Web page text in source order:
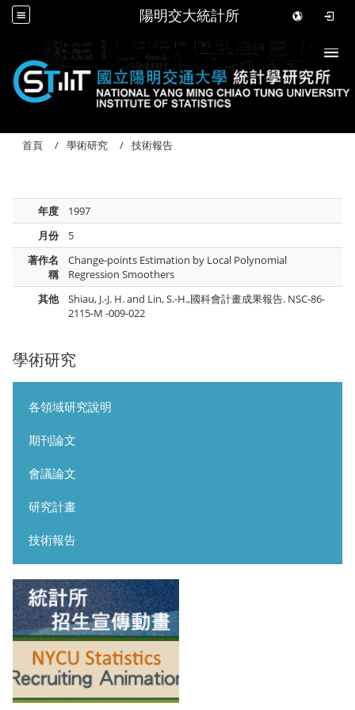
陽明交大統計所
學術研究
各領域研究說明
期刊論文
會議論文
研究計畫
技術報告
首頁 學術研究 技術報告
年度
1997
月份
5
著作名
稱
Change-points Estimation by Local Polynomial
Regression Smoothers
其他
Shiau, J.-J. H. and Lin, S.-H.,國科會計畫成果報告. NSC-86-
2115-M -009-022